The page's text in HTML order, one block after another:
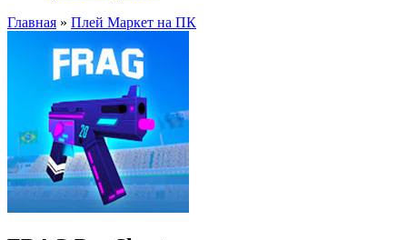
Главная » Плей Маркет на ПК